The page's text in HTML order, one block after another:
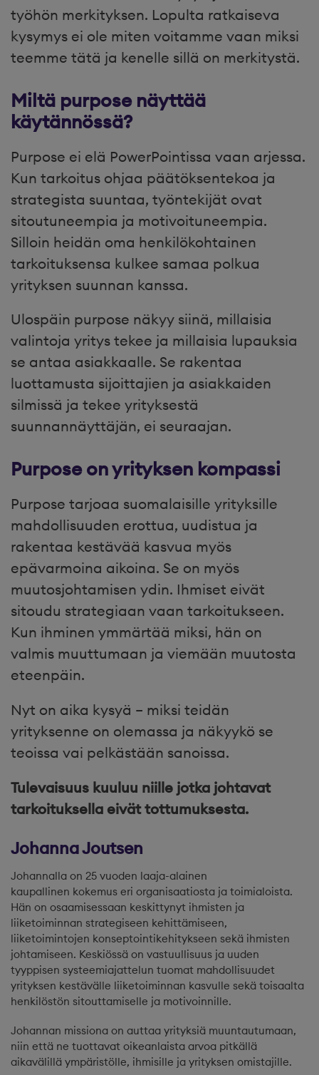
työhön merkityksen. Lopulta ratkaiseva
kysymys ei ole miten voitamme vaan miksi
teemme tätä ja kenelle sillä on merkitystä.
Miltä purpose näyttää
käytännössä?
Purpose ei elä PowerPointissa vaan arjessa.
Kun tarkoitus ohjaa päätöksentekoa ja
strategista suuntaa, työntekijät ovat
sitoutuneempia ja motivoituneempia.
Silloin heidän oma henkilökohtainen
tarkoituksensa kulkee samaa polkua
yrityksen suunnan kanssa.
Ulospäin purpose näkyy siinä, millaisia
valintoja yritys tekee ja millaisia lupauksia
se antaa asiakkaalle. Se rakentaa
luottamusta sijoittajien ja asiakkaiden
silmissä ja tekee yrityksestä
suunnannäyttäjän, ei seuraajan.
Purpose on yrityksen kompassi
Purpose tarjoaa suomalaisille yrityksille
mahdollisuuden erottua, uudistua ja
rakentaa kestävää kasvua myös
epävarmoina aikoina. Se on myös
muutosjohtamisen ydin. Ihmiset eivät
sitoudu strategiaan vaan tarkoitukseen.
Kun ihminen ymmärtää miksi, hän on
valmis muuttumaan ja viemään muutosta
eteenpäin.
Nyt on aika kysyä – miksi teidän
yrityksenne on olemassa ja näkyykö se
teoissa vai pelkästään sanoissa.
Tulevaisuus kuuluu niille jotka johtavat
tarkoituksella eivät tottumuksesta.
Johanna Joutsen
Johannalla on 25 vuoden laaja-alainen
kaupallinen kokemus eri organisaatiosta ja toimialoista.
Hän on osaamisessaan keskittynyt ihmisten ja
liiketoiminnan strategiseen kehittämiseen,
liiketoimintojen konseptointikehitykseen sekä ihmisten
johtamiseen. Keskiössä on vastuullisuus ja uuden
tyyppisen systeemiajattelun tuomat mahdollisuudet
yrityksen kestävälle liiketoiminnan kasvulle sekä toisaalta
henkilöstön sitouttamiselle ja motivoinnille.​
Johannan missiona on auttaa yrityksiä muuntautumaan,
niin että ne tuottavat oikeanlaista arvoa pitkällä
aikavälillä ympäristölle, ihmisille ja yrityksen omistajille.